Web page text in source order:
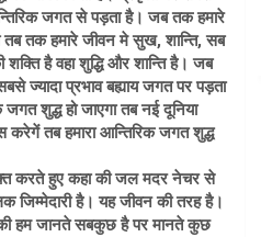
जगत से पड़ता है। जब तक हमारे
तब तक हमारे जीवन मे सुख, शान्ति, सब
है वहा शुद्धि और शान्ति है। जब
ज्यादा प्रभाव बह्याय जगत पर पड़ता
शुद्ध हो जाएगा तब नई दूनिया
तब हमारा आन्तिरिक जगत शुद्ध
करते हुए कहा की जल मदर नेचर से
जिम्मेदारी है। यह जीवन की तरह है।
हम जानते सबकुछ है पर मानते कुछ